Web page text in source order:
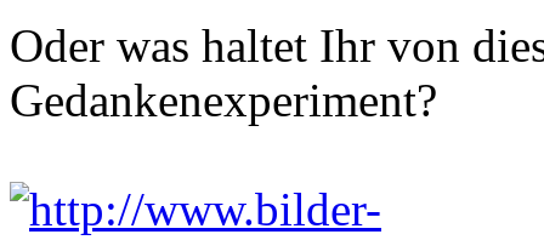
Oder was haltet Ihr von
Gedankenexperiment?